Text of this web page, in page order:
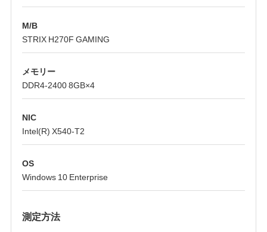
M/B
STRIX H270F GAMING
メモリー
DDR4-2400 8GB×4
NIC
Intel(R) X540-T2
OS
Windows 10 Enterprise
測定方法